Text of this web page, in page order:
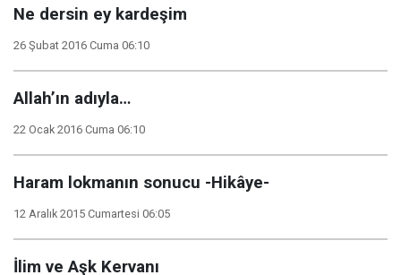
Ne dersin ey kardeşim
26 Şubat 2016 Cuma 06:10
Allah’ın adıyla…
22 Ocak 2016 Cuma 06:10
Haram lokmanın sonucu -Hikâye-
12 Aralık 2015 Cumartesi 06:05
İlim ve Aşk Kervanı